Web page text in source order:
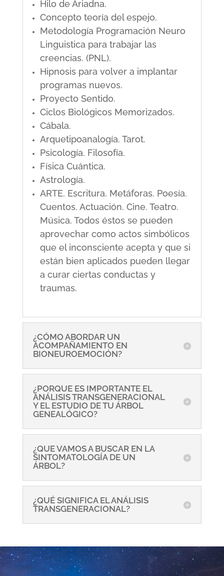
Hilo de Ariadna.
Concepto teoría del espejo.
Metodología Programación Neuro
Linguistica para trabajar las
creencias. (PNL).
Hipnosis para volver a implantar
programas nuevos.
Proyecto Sentido.
Ciclos Biológicos Memorizados.
Cábala.
Arquetipoanalogía. Tarot.
Psicología. Filosofía.
Física Cuántica.
Astrología.
ARTE. Escritura. Metáforas. Poesía.
Cuentos. Actuación. Cine. Teatro.
Música. Todos éstos se pueden
aprovechar como actos simbólicos
que el inconsciente acepta y que si
están bien aplicados pueden llegar
a curar ciertas conductas y
traumas.
¿CÓMO ABORDAR UN
ACOMPAÑAMIENTO EN
BIONEUROEMOCIÓN?
¿PORQUE ES IMPORTANTE EL
ANÁLISIS TRANSGENERACIONAL
Y EL ESTUDIO DE TU ÁRBOL
GENEALÓGICO?
¿QUE VAMOS A BUSCAR EN LA
SINTOMATOLOGÍA DE UN
ÁRBOL?
¿QUÉ SIGNIFICA EL ANÁLISIS
TRANSGENERACIONAL?